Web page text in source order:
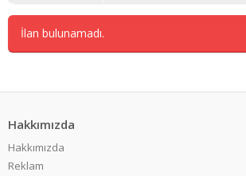
İlan bulunamadı.
Hakkımızda
Hakkımızda
Reklam